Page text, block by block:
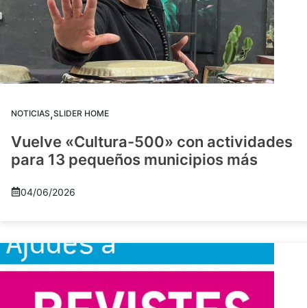
NOTICIAS,SLIDER HOME
Vuelve «Cultura-500» con actividades
para 13 pequeños municipios más
04/06/2026